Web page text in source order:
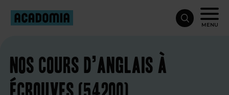
MENU
Nos cours d’anglais à
Écrouves (54200)